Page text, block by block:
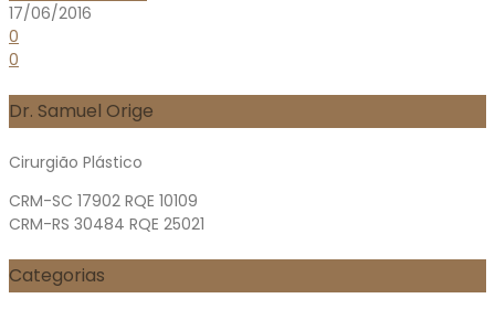
17/06/2016
0
0
Dr. Samuel Orige
Cirurgião Plástico
CRM-SC 17902 RQE 10109
CRM-RS 30484 RQE 25021
Categorias